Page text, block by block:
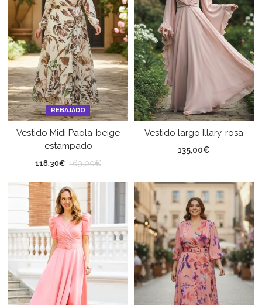
REBAJADO
Vestido Midi Paola-beige
estampado
118,30€ 169,00€
Vestido largo Illary-rosa
135,00€